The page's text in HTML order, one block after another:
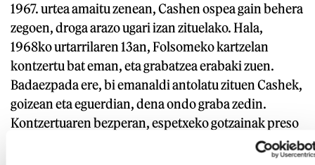
1967. urtea amaitu zenean, Cashen ospea gain behera
zegoen, droga arazo ugari izan zituelako. Hala,
1968ko urtarrilaren 13an, Folsomeko kartzelan
kontzertu bat eman, eta grabatzea erabaki zuen.
Badaezpada ere, bi emanaldi antolatu zituen Cashek,
goizean eta eguerdian, dena ondo graba zedin.
Kontzertuaren bezperan, espetxeko gotzainak preso
batek idatzitako abesti bat erakutsi zion kantariari,
eta hurrengo egunean abestien zerrendan sartu zuen.